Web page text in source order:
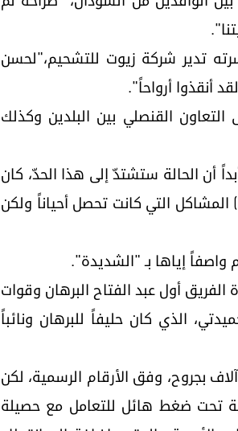
تدير شركة زيوت للتشحيم،"لحسن
أنقذوا أرواحاً".
القنصلي بين البلدين وكذلك
أن الحالة ستشتدّ إلى هذا الحدّ، كان
التي كانت تحصل أحياناً ولكن
واصفاً إياها بـ "الشديدة".
بين الجيش بقيادة الفريق أول عبد الفتاح البرهان وقوات
الذي كان حليفاً للبرهان ونائباً
من أربعة آلاف بجروح، وفق الأرقام الرسمية، لكن
تحت ضغط هائل للتعامل مع حصيلة